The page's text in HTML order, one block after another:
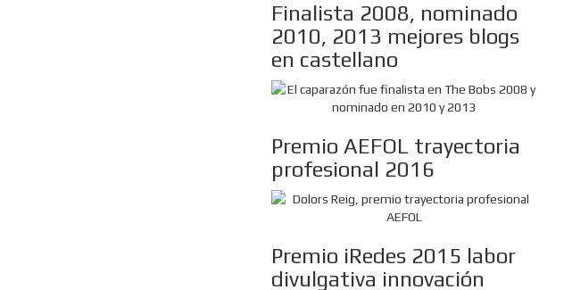
Finalista 2008, nominado
2010, 2013 mejores blogs
en castellano
Premio AEFOL trayectoria
profesional 2016
Premio iRedes 2015 labor
divulgativa innovación